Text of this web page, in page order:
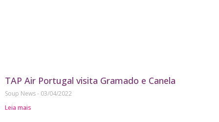
TAP Air Portugal visita Gramado e Canela
Soup News
03/04/2022
Leia mais